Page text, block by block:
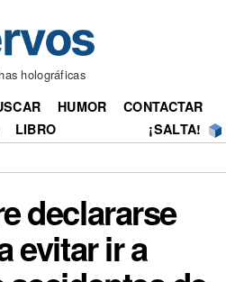
holográficas
HUMOR
CONTACTAR
LIBRO ¡SALTA!
declararse
evitar ir a